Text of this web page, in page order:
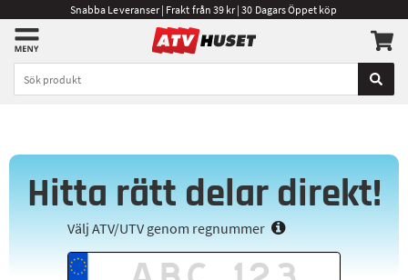
Snabba Leveranser | Frakt från 39 kr | 30 Dagars Öppet köp
Hitta rätt delar direkt!
Välj ATV/UTV genom regnummer